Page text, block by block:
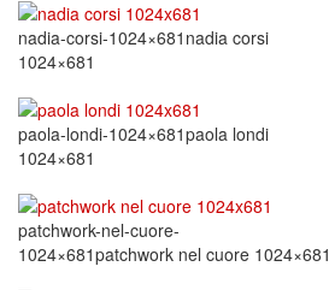
nadia-corsi-1024×681nadia corsi
1024×681
paola-londi-1024×681paola londi
1024×681
patchwork-nel-cuore-
1024×681patchwork nel cuore 1024×681